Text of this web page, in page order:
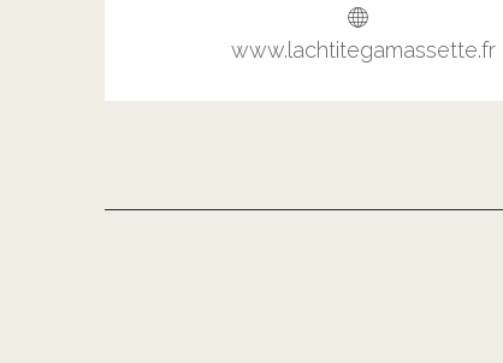
www.lachtitegamassette.fr